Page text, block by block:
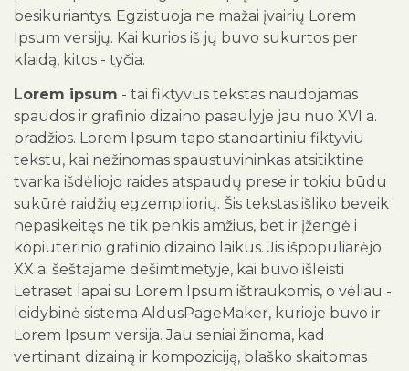
besikuriantys. Egzistuoja ne mažai įvairių Lorem
Ipsum versijų. Kai kurios iš jų buvo sukurtos per
klaidą, kitos - tyčia.
Lorem ipsum - tai fiktyvus tekstas naudojamas
spaudos ir grafinio dizaino pasaulyje jau nuo XVI a.
pradžios. Lorem Ipsum tapo standartiniu fiktyviu
tekstu, kai nežinomas spaustuvininkas atsitiktine
tvarka išdėliojo raides atspaudų prese ir tokiu būdu
sukūrė raidžių egzempliorių. Šis tekstas išliko beveik
nepasikeitęs ne tik penkis amžius, bet ir įžengė i
kopiuterinio grafinio dizaino laikus. Jis išpopuliarėjo
XX a. šeštajame dešimtmetyje, kai buvo išleisti
Letraset lapai su Lorem Ipsum ištraukomis, o vėliau -
leidybinė sistema AldusPageMaker, kurioje buvo ir
Lorem Ipsum versija. Jau seniai žinoma, kad
vertinant dizainą ir kompoziciją, blaško skaitomas